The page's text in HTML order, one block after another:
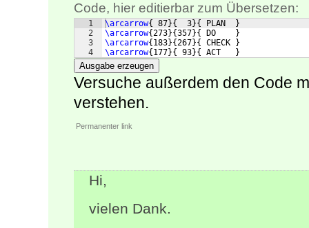
Code, hier editierbar zum Übersetzen:
1
2
3
4
\arcarrow{ 87}{
  3
}{ PLAN
}
\arcarrow{273}{357}{ DO
}
\arcarrow{ 183}{267}{ CHECK
}
\arcarrow{ 177}{ 93}{ ACT }
Ausgabe erzeugen
Versuche außerdem den Code
verstehen.
Permanenter link
Hi,
vielen Dank.